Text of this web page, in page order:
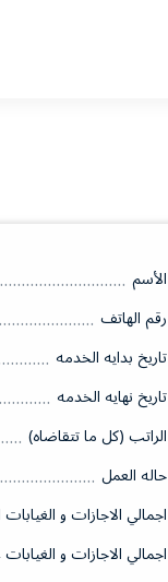
الأسم
رقم الهاتف
تاريخ بدايه الخدمه
تاريخ نهايه الخدمه
الراتب (كل ما تتقاضاه)
حاله العمل
اجمالي الاجازات و
اجمالي الاجازات و